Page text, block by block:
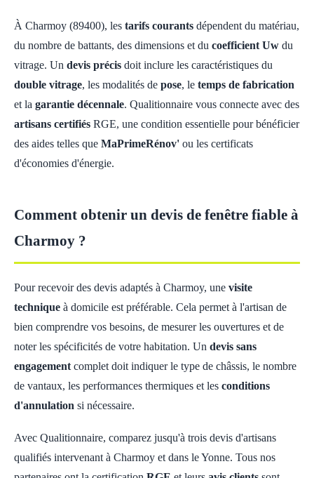
À Charmoy (89400), les tarifs courants dépendent du matériau,
du nombre de battants, des dimensions et du coefficient Uw du
vitrage. Un devis précis doit inclure les caractéristiques du
double vitrage, les modalités de pose, le temps de fabrication
et la garantie décennale. Qualitionnaire vous connecte avec des
artisans certifiés RGE, une condition essentielle pour bénéficier
des aides telles que MaPrimeRénov' ou les certificats
d'économies d'énergie.
Comment obtenir un devis de fenêtre fiable à
Charmoy ?
Pour recevoir des devis adaptés à Charmoy, une visite
technique à domicile est préférable. Cela permet à l'artisan de
bien comprendre vos besoins, de mesurer les ouvertures et de
noter les spécificités de votre habitation. Un devis sans
engagement complet doit indiquer le type de châssis, le nombre
de vantaux, les performances thermiques et les conditions
d'annulation si nécessaire.
Avec Qualitionnaire, comparez jusqu'à trois devis d'artisans
qualifiés intervenant à Charmoy et dans le Yonne. Tous nos